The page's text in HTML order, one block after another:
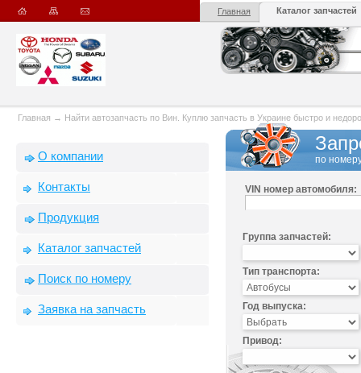
Главная Каталог запчастей
Главная → Найти автозапчасть по Вин. Куплю запчасть в Украине быстро и
О компании
Контакты
Продукция
Каталог запчастей
Поиск по номеру
Заявка на запчасть
по
VIN номер автомобиля:
Группа запчастей:
Тип транспорта:
Год выпуска:
Привод: